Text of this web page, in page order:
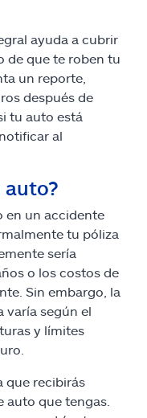
ayuda a cubrir
de que te roben tu
un reporte,
después de
tu auto está
al
auto?
en un accidente
tu póliza
sería
o los costos de
Sin embargo, la
varía según el
y límites
que recibirás
auto que tengas.